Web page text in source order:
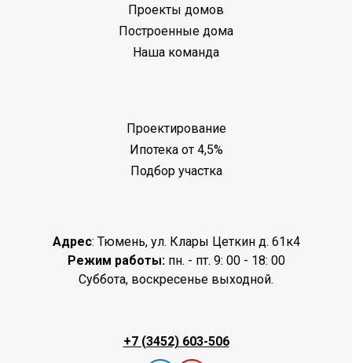
Проекты домов
Построенные дома
Наша команда
Проектирование
Ипотека от 4,5%
Подбор участка
Адрес: Тюмень, ул. Клары Цеткин д. 61к4
Режим работы:пн. - пт. 9: 00 - 18: 00
Суббота, воскресенье выходной.
+7 (3452) 603-506